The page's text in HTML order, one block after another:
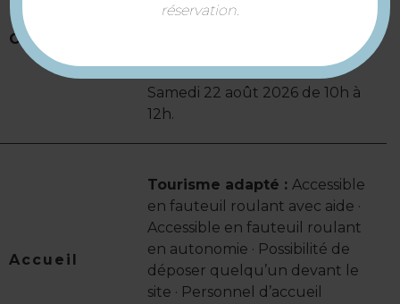
Ouverture
Samedi 22 août 2026 de 10h à
12h.
Accueil
Tourisme adapté : Accessible
en fauteuil roulant avec aide ·
Accessible en fauteuil roulant
en autonomie · Possibilité de
déposer quelqu’un devant le
site · Personnel d’accueil
réservation.